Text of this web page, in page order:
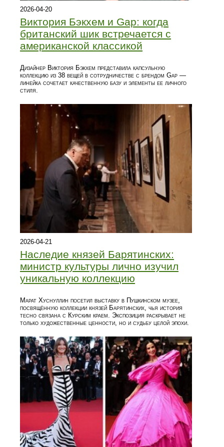
2026-04-20
Виктория Бэкхем и Gap: когда
британский шик встречается с
американской классикой
Дизайнер Виктория Бэкхем представила капсульную
коллекцию из 38 вещей в сотрудничестве с брендом Gap —
линейка сочетает качественную базу и элементы ее личного
стиля.
2026-04-21
Наследие князей Барятинских:
министр культуры лично изучил
уникальную коллекцию
Марат Хуснуллин посетил выставку в Пушкинском музее,
посвящённую коллекции князей Барятинских, чья история
тесно связана с Курским краем. Экспозиция раскрывает не
только художественные ценности, но и судьбу целой эпохи.